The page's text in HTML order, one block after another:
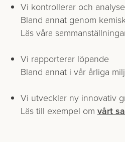
Vi kontrollerar och
Bland annat genom
Läs våra
Vi rapporterar löpande
Bland annat i vår årliga
Vi utvecklar ny innovativ
Läs till exempel om vårt